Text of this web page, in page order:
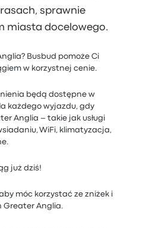
sprawnie
miasta docelowego.
Busbud pomoże Ci
w korzystnej cenie.
będą dostępne w
każdego wyjazdu, gdy
Anglia – takie jak usługi
WiFi, klimatyzacja,
już dziś!
móc korzystać ze zniżek i
Greater Anglia.